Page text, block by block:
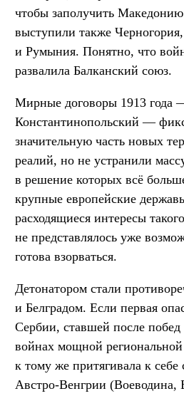
чтобы заполучить
выступили также
и Румыния. Понятно, что
развалила Балканский союз.
Мирные договоры 1913 года
Константинопольский —
значительную часть новых
реалий, но не устранили
в решение которых всё
крупные европейские
расходящиеся интересы
не представлялось уже
готова взорваться.
Детонатором стали
и Белградом. Если первая
Сербии, ставшей после побед
войнах мощной
к тому же притягивала к себе
Австро-Венгрии (Воеводина,